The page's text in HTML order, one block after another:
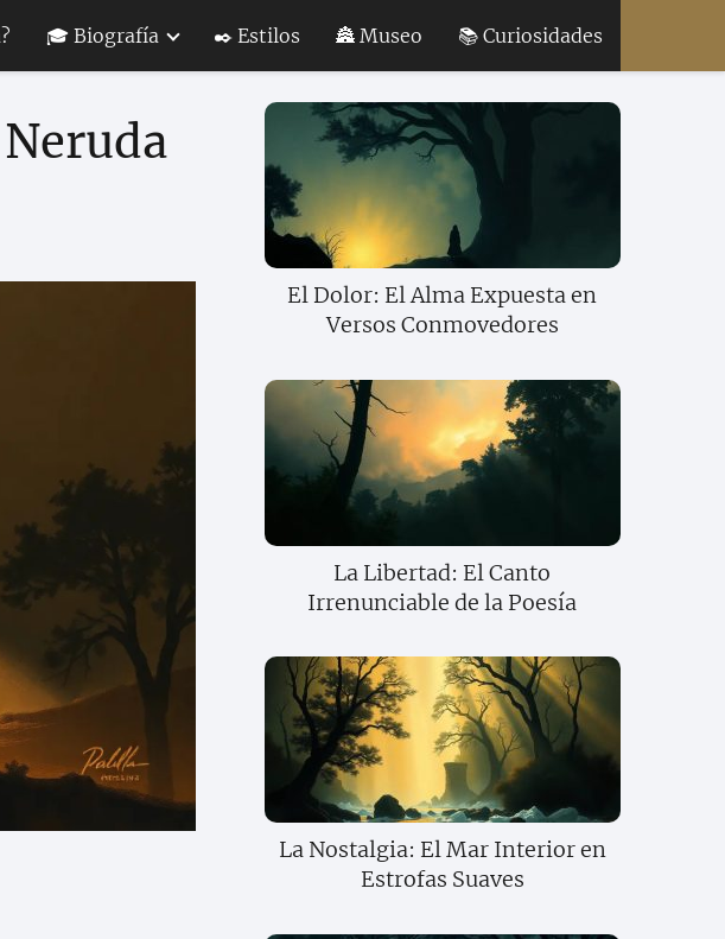
🎓 Biografía ✒️ Estilos 🏯 Museo 📚 Curiosidades
El Dolor: El Alma Expuesta en
Versos Conmovedores
La Libertad: El Canto
Irrenunciable de la Poesía
La Nostalgia: El Mar Interior en
Estrofas Suaves